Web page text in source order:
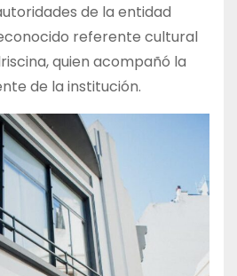
de la entidad
referente cultural
quien acompañó la
de la institución.